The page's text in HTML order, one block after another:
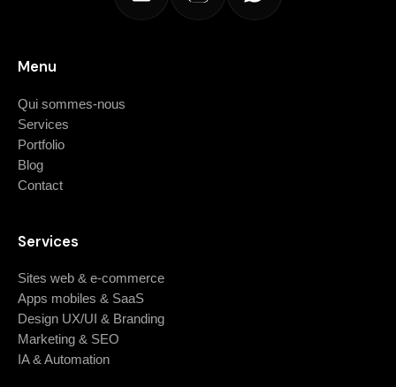
Menu
Qui sommes-nous
Services
Portfolio
Blog
Contact
Services
Sites web & e-commerce
Apps mobiles & SaaS
Design UX/UI & Branding
Marketing & SEO
IA & Automation